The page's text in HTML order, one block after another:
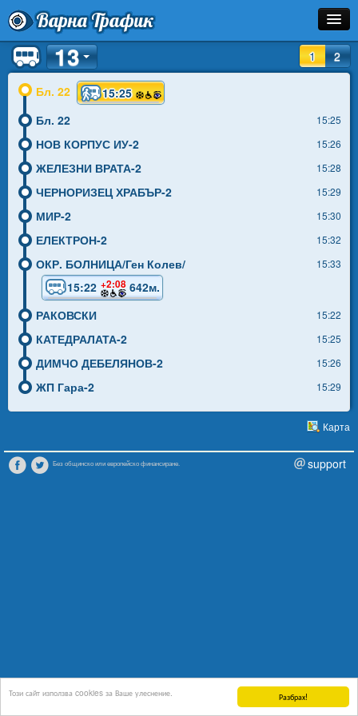
Разбрах!
Този сайт използва cookies за Ваше улеснение.
Варна Трафик
Спирка
Линия
Разписание
Как Да Стигна?
Инфо
1 2
13
Бл. 22
15:25
Бл. 22
15:25
НОВ КОРПУС ИУ-2 15:26
ЖЕЛЕЗНИ ВРАТА-2 15:28
ЧЕРНОРИЗЕЦ ХРАБЪР-2 15:29
МИР-2 15:30
ЕЛЕКТРОН-2 15:32
ОКР. БОЛНИЦА/Ген Колев/ 15:33
15:22 +2:08 642м.
РАКОВСКИ
15:22
КАТЕДРАЛАТА-2 15:25
ДИМЧО ДЕБЕЛЯНОВ-2 15:26
ЖП Гара-2 15:29
Карта
Без общинско или европейско финансиране. support